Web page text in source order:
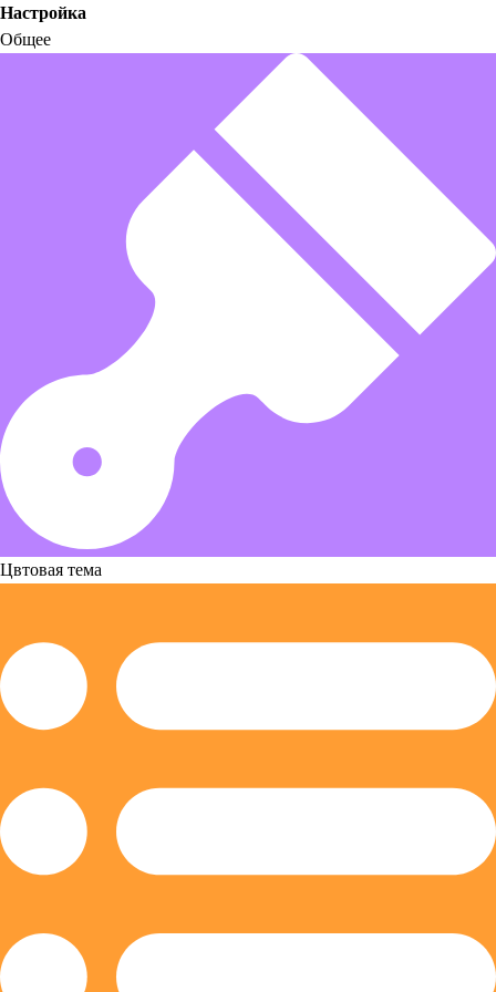
Настройка
Общее
Цвтовая тема